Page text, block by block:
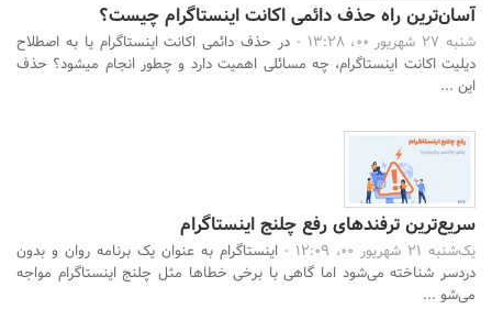
آسان‌ترین راه حذف دائمی اکانت اینستاگرام چیست؟
شنبه 27 شهریور 00، 13:28 -
در حذف دائمی اکانت اینستاگرام یا به اصطلاح
دیلیت اکانت اینستاگرام، چه مسائلی اهمیت دارد و چطور انجام می‍شود؟ حذف
این ...
سریع‌ترین ترفندهای رفع چلنج اینستاگرام
یک‌شنبه 21 شهریور 00، 12:09 -
اینستاگرام به عنوان یک برنامه روان و بدون
دردسر شناخته می‌شود اما گاهی با برخی خطاها مثل چلنج اینستاگرام مواجه
می‌شو ...